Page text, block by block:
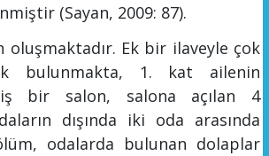
tir(Sayan, 2009: 87).
oluşmaktadır. Ek bir ilaveyle çok
bulunmakta, 1. kat ailenin
bir salon, salona açılan 4
dışında iki oda arasında
odalarda bulunan dolaplar